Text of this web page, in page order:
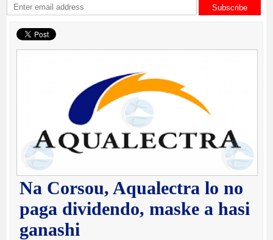
Subscribe
Na Corsou, Aqualectra lo no
paga dividendo, maske a hasi
ganashi